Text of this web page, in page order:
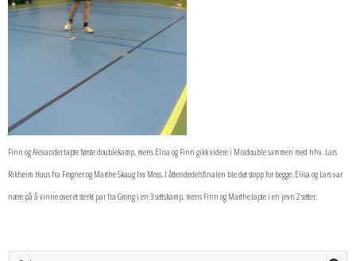
Finn og Alexander tapte første doublekamp, mens Elisa og Finn gikk videre i Mixdouble sammen med hhv. Lars
Rikheim Huus fra Frogner og Marthe Skaug fra Moss. I åttendedelsfinalen ble det stopp for begge. Elisa og Lars var
nære på å vinne over et sterkt par fra Grong i en 3 settskamp, mens Finn og Marthe tapte i en jevn 2 setter.